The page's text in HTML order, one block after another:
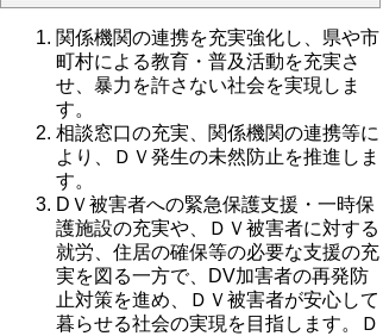
関係機関の連携を充実強化し、県や市
町村による教育・普及活動を充実さ
せ、暴力を許さない社会を実現しま
す。
相談窓口の充実、関係機関の連携等に
より、ＤＶ発生の未然防止を推進しま
す。
DＶ被害者への緊急保護支援・一時保
護施設の充実や、ＤＶ被害者に対する
就労、住居の確保等の必要な支援の充
実を図る一方で、DV加害者の再発防
止対策を進め、ＤＶ被害者が安心して
暮らせる社会の実現を目指します。Ｄ